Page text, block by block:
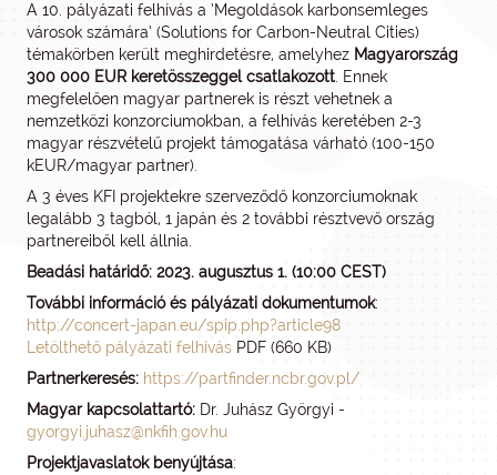
A 10. pályázati felhívás a ’Megoldások karbonsemleges
városok számára’ (Solutions for Carbon-Neutral Cities)
témakörben került meghirdetésre, amelyhez Magyarország
300 000 EUR keretösszeggel csatlakozott . Ennek
megfelelően magyar partnerek is részt vehetnek a
nemzetközi konzorciumokban, a felhívás keretében 2-3
magyar részvételű projekt támogatása várható (100-150
kEUR/magyar partner).
A 3 éves KFI projektekre szerveződő konzorciumoknak
legalább 3 tagból, 1 japán és 2 további résztvevő ország
partnereiből kell állnia.
Beadási határidő: 2023. augusztus 1. (10:00 CEST)
További információ és pályázati dokumentumok:
http://concert-japan.eu/spip.php?article98
Letölthető pályázati felhívás PDF (660 KB)
Partnerkeresés: https://partfinder.ncbr.gov.pl/
Magyar kapcsolattartó: Dr. Juhász Györgyi -
gyorgyi.juhasz@nkfih.gov.hu
Projektjavaslatok benyújtása: